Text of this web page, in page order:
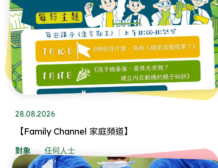
28.08.2026
【Family Channel 家庭頻道】
對象 任何人士